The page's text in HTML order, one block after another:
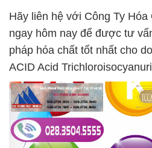
Hãy liên hệ với Công Ty
ngay hôm nay để được tư
pháp hóa chất tốt nhất cho
ACID Acid